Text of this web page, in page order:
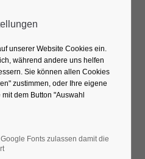
(versch.
unserer Website Cookies ein.
während andere uns helfen
Sie können allen Cookies
zustimmen, oder Ihre eigene
dem Button "Auswahl
Fonts zulassen damit die